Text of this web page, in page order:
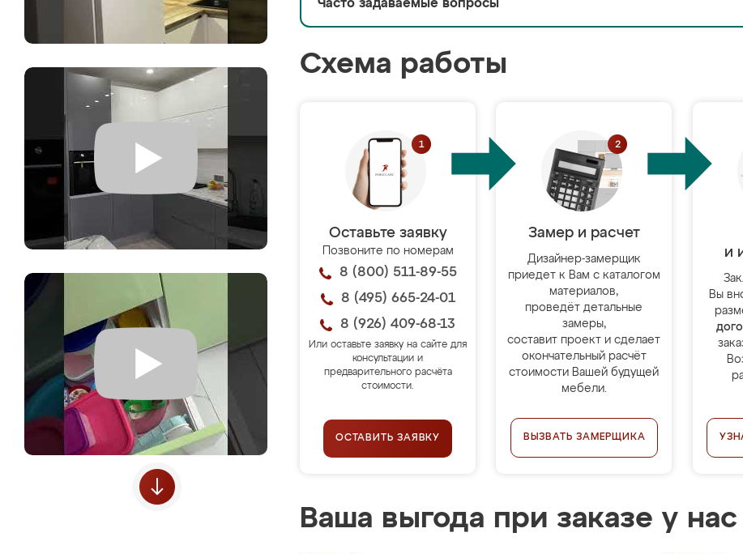
Часто задаваемые вопросы
Схема работы
Оставьте заявку
Позвоните по номерам
8 (800) 511-89-55
8 (495) 665-24-01
8 (926) 409-68-13
Или оставьте заявку на сайте для
консультации и
предварительного расчёта
стоимости.
ОСТАВИТЬ ЗАЯВКУ
Замер и расчет
Дизайнер-замерщик
приедет к Вам с каталогом
материалов,
проведёт детальные
замеры,
составит проект и сделает
окончательный расчёт
стоимости Вашей будущей
мебели.
ВЫЗВАТЬ ЗАМЕРЩИКА
и
Вы
Ваша выгода при заказе у нас